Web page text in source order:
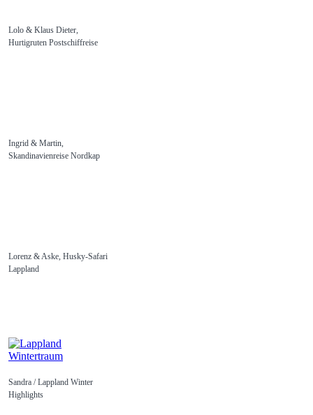
Lolo & Klaus Dieter,
Hurtigruten Postschiffreise
Ingrid & Martin,
Skandinavienreise Nordkap
Lorenz & Aske, Husky-Safari
Lappland
Sandra / Lappland Winter
Highlights